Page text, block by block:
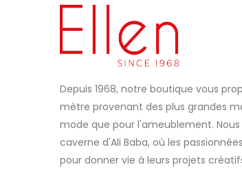
Depuis 1968, notre boutique vous
mètre provenant des plus grandes
mode que pour l'ameublement.
caverne d'Ali Baba, où les
pour donner vie à leurs projets